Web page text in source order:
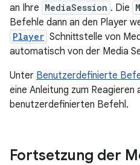
an Ihre MediaSession . Die
Befehle dann an den Player
Player Schnittstelle von
automatisch von der Media
Unter Benutzerdefinierte
eine Anleitung zum Reagieren
benutzerdefinierten Befehl.
Fortsetzung der